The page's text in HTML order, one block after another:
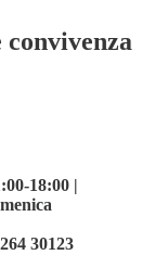
18:00 |
30123